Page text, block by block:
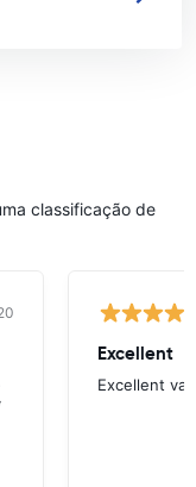
classificação de
Excellent
Excellent